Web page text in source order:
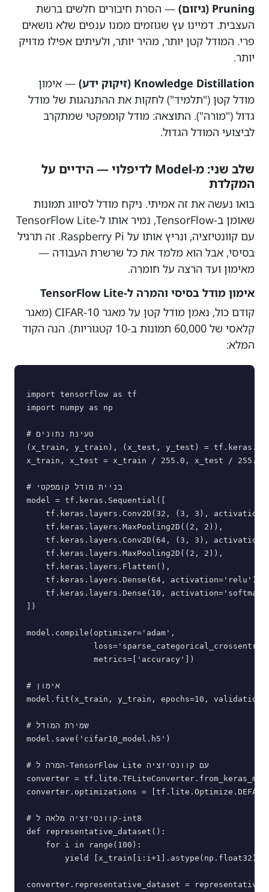
Pruning (גיזום)
— הסרת חיבורים חלשים ברשת
העצבית. דמיינו עץ שגוזמים ממנו ענפים שלא נושאים
פרי. המודל קטן יותר, מהיר יותר, ולעיתים אפילו מדויק
יותר.
Knowledge Distillation (זיקוק ידע)
— אימון
מודל קטן ("תלמיד") לחקות את ההתנהגות של מודל
גדול ("מורה"). התוצאה: מודל קומפקטי שמתקרב
לביצועי המודל הגדול.
שלב שני: מ-Model לדיפלוי — הידיים על
המקלדת
בואו נעשה את זה אמיתי. ניקח מודל לסיווג תמונות
שאומן ב-TensorFlow, נמיר אותו ל-TensorFlow Lite
עם קוונטיזציה, ונריץ אותו על Raspberry Pi. זה תרגיל
בסיסי, אבל הוא מלמד את כל שרשרת העבודה —
מאימון ועד הרצה על חומרה.
אימון מודל בסיסי והמרה ל-TensorFlow Lite
קודם כול, נאמן מודל קטן על מאגר CIFAR-10 (מאגר
קלאסי של 60,000 תמונות ב-10 קטגוריות). הנה הקוד
המלא:
import tensorflow as tf
import numpy as np
# טעינת נתונים
(x_train, y_train), (x_test, y_test) =
x_train, x_test = x_train / 255.0, x_test / 255.0
# בניית מודל קומפקטי
model = tf.keras.Sequential([
tf.keras.layers.Conv2D(32, (3, 3),
    tf.keras.layers.MaxPooling2D((2, 2)),
tf.keras.layers.Conv2D(64, (3, 3),
    tf.keras.layers.MaxPooling2D((2, 2)),
    tf.keras.layers.Flatten(),
    tf.keras.layers.Dense(64, activation='relu'),
tf.keras.layers.Dense(10,
])
model.compile(optimizer='adam',
              metrics=['accuracy'])
# אימון
model.fit(x_train, y_train, epochs=10,
# שמירת המודל
model.save('cifar10_model.h5')
# המרה ל-TensorFlow Lite עם קוונטיזציה
converter =
converter.optimizations =
# קוונטיזציה מלאה ל-int8
def representative_dataset():
    for i in range(100):
        yield [x_train[i:i+1].astype(np.float32)]
converter.representative_dataset =